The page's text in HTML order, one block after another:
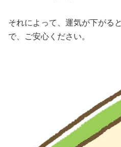
それによって、運気が下がる
で、ご安心ください。